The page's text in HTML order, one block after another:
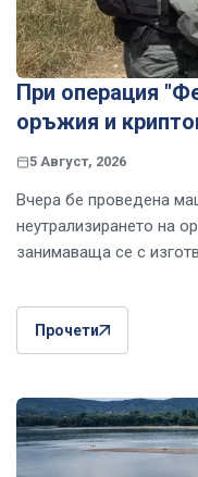
При операция
оръжия и
5 Август, 2026
Вчера бе проведена
неутрализирането на
занимаваща се с
Прочети